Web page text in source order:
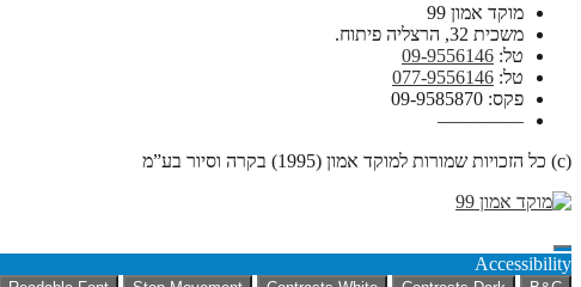
מוקד אמון 99
משכית 32, הרצליה פיתוח.
טל: 09-9556146
טל: 077-9556146
פקס: 09-9585870
————–
(c) כל הזכויות שמורות למוקד אמון (1995) בקרה וסיור בע”מ
Accessibility